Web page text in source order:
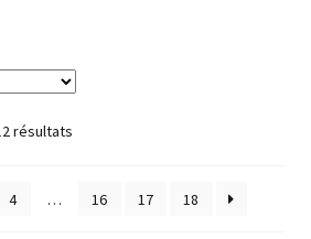
résultats
4 … 16 17 18